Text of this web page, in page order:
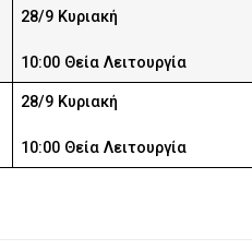
28/9 Κυριακή
10:00 Θεία Λειτουργία
28/9 Κυριακή
10:00 Θεία Λειτουργία